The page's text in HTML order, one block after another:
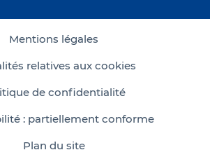
Mentions légales
relatives aux cookies
de confidentialité
: partiellement conforme
Plan du site